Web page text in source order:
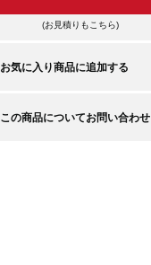
(お見積りもこちら)
お気に入り商品に追加する
この商品についてお問い合わせ